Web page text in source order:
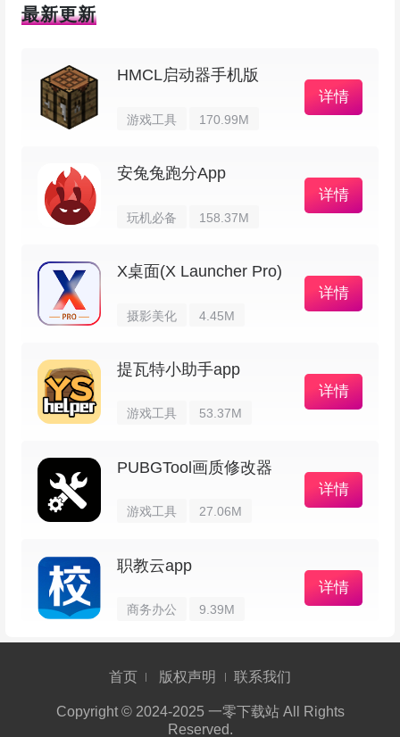
1、界面排版清晰，资源质量较高，看起来舒
2、海量高清影视，多种类型随你挑选，题材
丰富，选片不纠结。
3、支持全屏观看模式，观影更带感，沉浸感
更强。
目标，节省时间。
5、播放时能随时调整进度，想跳过开头或片
段，滑动进度条就行，挺方便的。
更新日志
v8.15.03版本
1、热播剧《赴山海》里成毅分饰三角，热血
江湖感很强；《锦月如歌》里周也和丞磊上演双A
对决，戏份挺带感的；
2、独.家上线：《速度与激情系列》，动作迷
最新更新
HMCL启动器手机版
游戏工具 170.99M
详情
安兔兔跑分App
玩机必备 158.37M
详情
X桌面(X Launcher Pro)
摄影美化 4.45M
详情
提瓦特小助手app
游戏工具 53.37M
详情
PUBGTool画质修改器
游戏工具 27.06M
详情
职教云app
商务办公 9.39M
详情
首页 版权声明 联系我们
Copyright © 2024-2025 一零下载站 All Rights
Reserved.